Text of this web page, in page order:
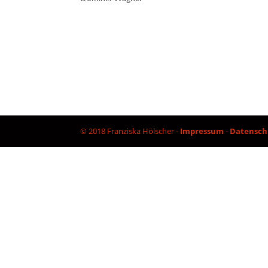
© 2018 Franziska Hölscher - Impressum -